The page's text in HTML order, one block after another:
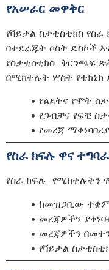
የአሠራር መዋቅር
የቫይታል ስታቲስቲክስ
በተደራጁት ሶስት ዴስኮች
የስታቲስቲክስ ቅርንጫፍ
በሚከተሉት ሦስት የቴክኒክ
• የልደትና የሞት
• የጋብቻና የፍቺ
• የመረጃ
የስራ ክፍሉ ዋና
የስራ ክፍሉ የሚከተሉትን
• ከመዝጋቢው
• መረጃዎችን
• መረጃዎችን
• የቫይታል